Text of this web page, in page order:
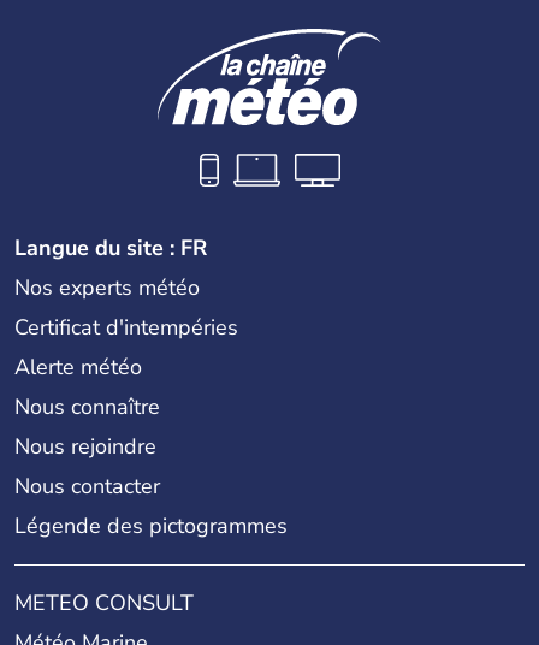
Langue du site : FR
Nos experts météo
Certificat d'intempéries
Alerte météo
Nous connaître
Nous rejoindre
Nous contacter
Légende des pictogrammes
METEO CONSULT